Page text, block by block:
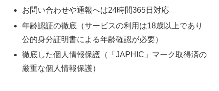
お問い合わせや通報へは24時間365日対応
年齢認証の徹底（サービスの利用は18歳以上であり
公的身分証明書による年齢確認が必要）
徹底した個人情報保護（「JAPHIC」マーク取得済の
厳重な個人情報保護）